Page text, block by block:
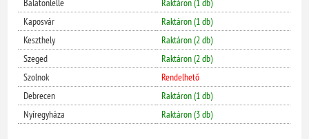
Balatonlelle
Raktáron (1 db)
Kaposvár
Raktáron (1 db)
Keszthely
Raktáron (2 db)
Szeged
Raktáron (2 db)
Szolnok
Rendelhető
Debrecen
Raktáron (1 db)
Nyíregyháza
Raktáron (3 db)